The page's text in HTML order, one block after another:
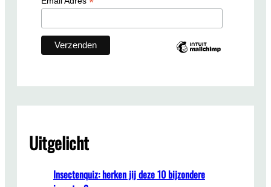
Uitgelicht
Insectenquiz: herken jij deze 10 bijzondere